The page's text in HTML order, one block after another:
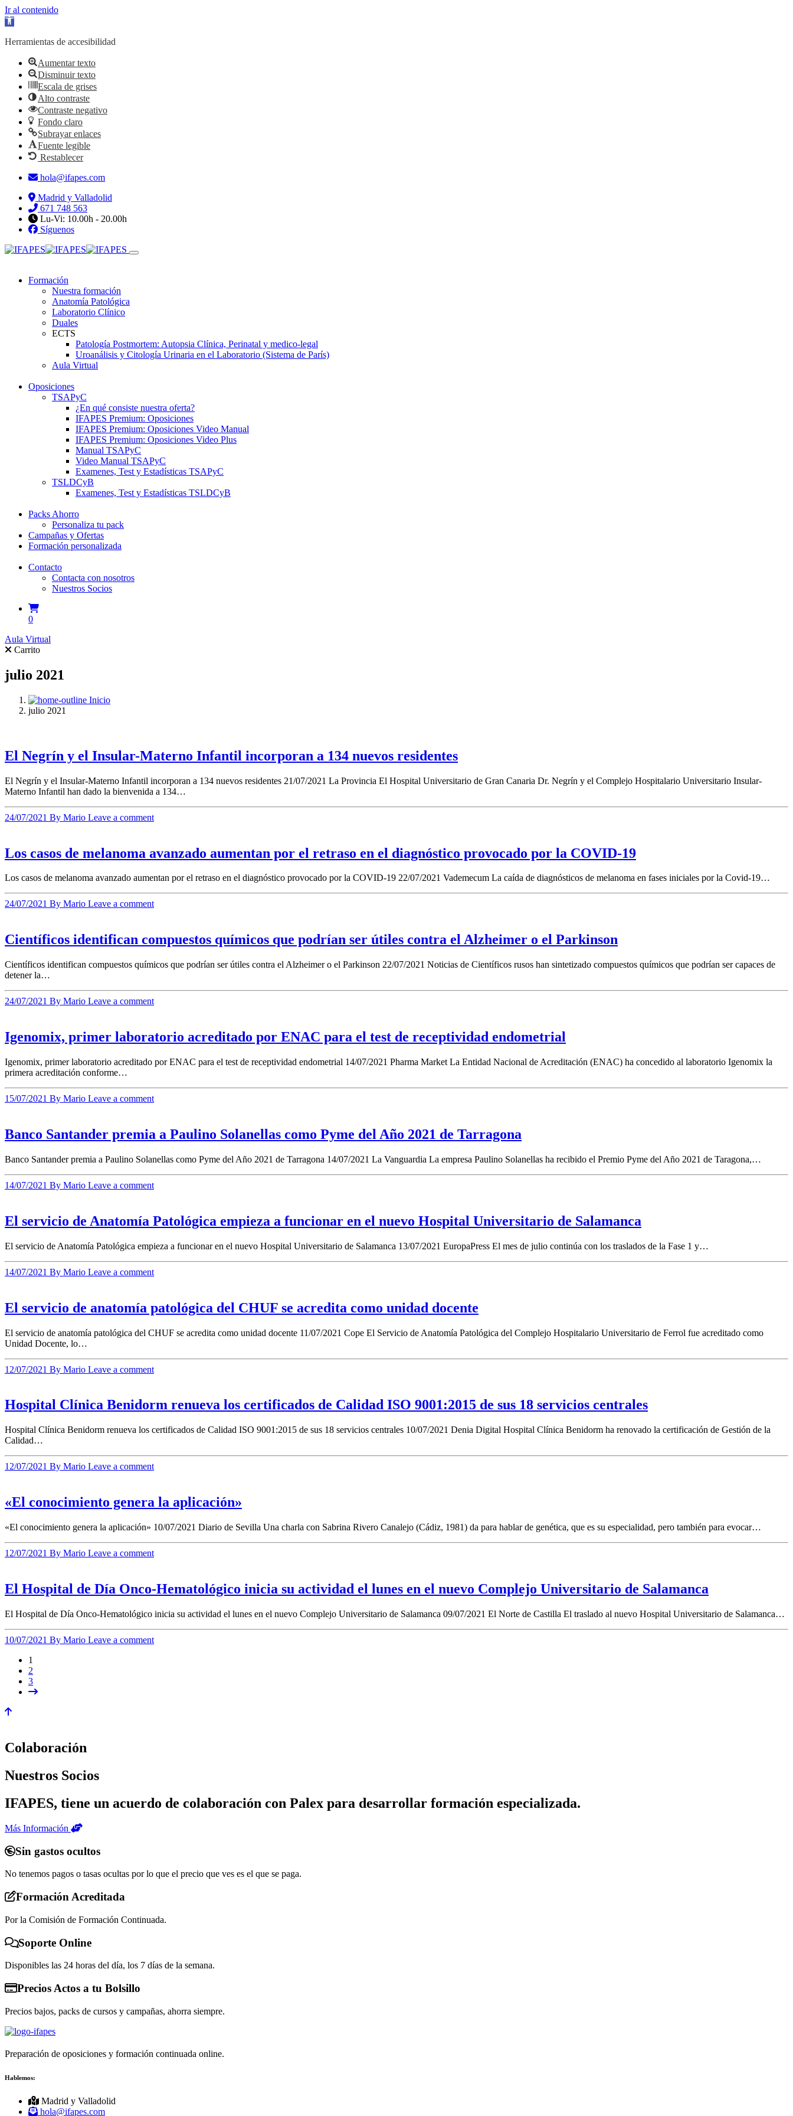
Ir al contenido
Abrir barra de herramientas
Herramientas de accesibilidad
Aumentar texto
Disminuir texto
Escala de grises
Alto contraste
Contraste negativo
Fondo claro
Subrayar enlaces
Fuente legible
Restablecer
hola@ifapes.com
Madrid y Valladolid
671 748 563
Lu-Vi: 10.00h - 20.00h
Síguenos
Formación
Nuestra formación
Anatomía Patológica
Laboratorio Clínico
Duales
ECTS
Patología Postmortem: Autopsia Clínica, Perinatal y medico-legal
Uroanálisis y Citología Urinaria en el Laboratorio (Sistema de París)
Aula Virtual
Oposiciones
TSAPyC
¿En qué consiste nuestra oferta?
IFAPES Premium: Oposiciones
IFAPES Premium: Oposiciones Video Manual
IFAPES Premium: Oposiciones Video Plus
Manual TSAPyC
Video Manual TSAPyC
Examenes, Test y Estadísticas TSAPyC
TSLDCyB
Examenes, Test y Estadísticas TSLDCyB
Packs Ahorro
Personaliza tu pack
Campañas y Ofertas
Formación personalizada
Contacto
Contacta con nosotros
Nuestros Socios
0
Aula Virtual
Carrito
julio 2021
Inicio
julio 2021
El Negrín y el Insular-Materno Infantil incorporan a 134 nuevos residentes
El Negrín y el Insular-Materno Infantil incorporan a 134 nuevos residentes 21/07/2021 La Provincia El Hospital Universitario de Gran Canaria Dr. Negrín y el Complejo Hospitalario Universitario Insular-
Materno Infantil han dado la bienvenida a 134…
24/07/2021 By Mario Leave a comment
Los casos de melanoma avanzado aumentan por el retraso en el diagnóstico provocado por la COVID-19
Los casos de melanoma avanzado aumentan por el retraso en el diagnóstico provocado por la COVID-19 22/07/2021 Vademecum La caída de diagnósticos de melanoma en fases iniciales por la Covid-19…
24/07/2021 By Mario Leave a comment
Científicos identifican compuestos químicos que podrían ser útiles contra el Alzheimer o el Parkinson
Científicos identifican compuestos químicos que podrían ser útiles contra el Alzheimer o el Parkinson 22/07/2021 Noticias de Científicos rusos han sintetizado compuestos químicos que podrían ser capaces de
detener la…
24/07/2021 By Mario Leave a comment
Igenomix, primer laboratorio acreditado por ENAC para el test de receptividad endometrial
Igenomix, primer laboratorio acreditado por ENAC para el test de receptividad endometrial 14/07/2021 Pharma Market La Entidad Nacional de Acreditación (ENAC) ha concedido al laboratorio Igenomix la
primera acreditación conforme…
15/07/2021 By Mario Leave a comment
Banco Santander premia a Paulino Solanellas como Pyme del Año 2021 de Tarragona
Banco Santander premia a Paulino Solanellas como Pyme del Año 2021 de Tarragona 14/07/2021 La Vanguardia La empresa Paulino Solanellas ha recibido el Premio Pyme del Año 2021 de Taragona,…
14/07/2021 By Mario Leave a comment
El servicio de Anatomía Patológica empieza a funcionar en el nuevo Hospital Universitario de Salamanca
El servicio de Anatomía Patológica empieza a funcionar en el nuevo Hospital Universitario de Salamanca 13/07/2021 EuropaPress El mes de julio continúa con los traslados de la Fase 1 y…
14/07/2021 By Mario Leave a comment
El servicio de anatomía patológica del CHUF se acredita como unidad docente
El servicio de anatomía patológica del CHUF se acredita como unidad docente 11/07/2021 Cope El Servicio de Anatomía Patológica del Complejo Hospitalario Universitario de Ferrol fue acreditado como
Unidad Docente, lo…
12/07/2021 By Mario Leave a comment
Hospital Clínica Benidorm renueva los certificados de Calidad ISO 9001:2015 de sus 18 servicios centrales
Hospital Clínica Benidorm renueva los certificados de Calidad ISO 9001:2015 de sus 18 servicios centrales 10/07/2021 Denia Digital Hospital Clínica Benidorm ha renovado la certificación de Gestión de la
Calidad…
12/07/2021 By Mario Leave a comment
«El conocimiento genera la aplicación»
«El conocimiento genera la aplicación» 10/07/2021 Diario de Sevilla Una charla con Sabrina Rivero Canalejo (Cádiz, 1981) da para hablar de genética, que es su especialidad, pero también para evocar…
12/07/2021 By Mario Leave a comment
El Hospital de Día Onco-Hematológico inicia su actividad el lunes en el nuevo Complejo Universitario de Salamanca
El Hospital de Día Onco-Hematológico inicia su actividad el lunes en el nuevo Complejo Universitario de Salamanca 09/07/2021 El Norte de Castilla El traslado al nuevo Hospital Universitario de Salamanca…
10/07/2021 By Mario Leave a comment
Paginación
entradas
1
2
3
Colaboración
Nuestros Socios
IFAPES, tiene un acuerdo de colaboración con Palex para desarrollar formación especializada.
Más Información
Sin gastos ocultos
No tenemos pagos o tasas ocultas por lo que el precio que ves es el que se paga.
Formación Acreditada
Por la Comisión de Formación Continuada.
Soporte Online
Disponibles las 24 horas del día, los 7 días de la semana.
Precios Actos a tu Bolsillo
Precios bajos, packs de cursos y campañas, ahorra siempre.
Preparación de oposiciones y formación continuada online.
Hablemos:
Madrid y Valladolid
hola@ifapes.com